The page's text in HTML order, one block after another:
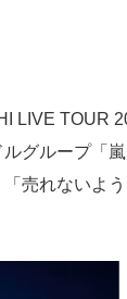
LIVE TOUR
グループ「
売れないよ